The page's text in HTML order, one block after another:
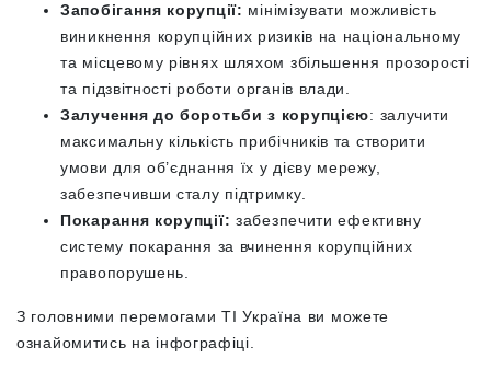
Запобігання корупції: мінімізувати можливість
виникнення корупційних ризиків на національному
та місцевому рівнях шляхом збільшення прозорості
та підзвітності роботи органів влади.
Залучення до боротьби з корупцією: залучити
максимальну кількість прибічників та створити
умови для об’єднання їх у дієву мережу,
забезпечивши сталу підтримку.
Покарання корупції: забезпечити ефективну
систему покарання за вчинення корупційних
правопорушень.
З головними перемогами ТІ Україна ви можете
ознайомитись на інфографіці.